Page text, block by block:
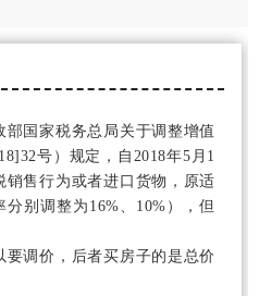
部国家税务总局关于调整增值
号）规定，自2018年5月1
销售行为或者进口货物，原适
别调整为16%、10%），但
调价，后者买房子的是总价